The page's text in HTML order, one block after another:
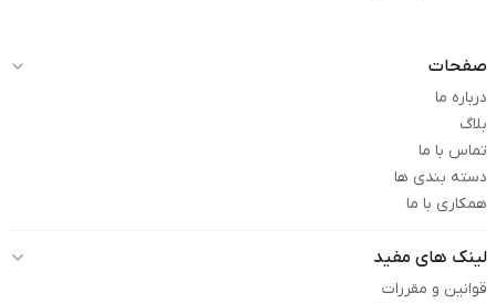
صفحات
درباره ما
بلاگ
تماس با ما
دسته بندی ها
همکاری با ما
لینک های مفید
قوانین و مقررات